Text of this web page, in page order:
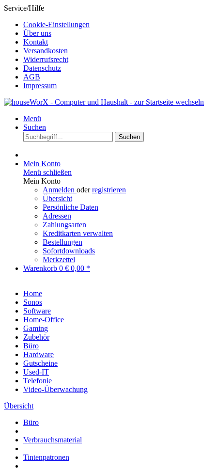
Service/Hilfe
Cookie-Einstellungen
Über uns
Kontakt
Versandkosten
Widerrufsrecht
Datenschutz
AGB
Impressum
Menü
Suchen
Suchen
Mein Konto
Menü schließen
Mein Konto
Anmelden oderregistrieren
Übersicht
Persönliche Daten
Adressen
Zahlungsarten
Kreditkarten verwalten
Bestellungen
Sofortdownloads
Merkzettel
Warenkorb 0 € 0,00 *
Home
Sonos
Software
Home-Office
Gaming
Zubehör
Büro
Hardware
Gutscheine
Used-IT
Telefonie
Video-Überwachung
Übersicht
Büro
Verbrauchsmaterial
Tintenpatronen